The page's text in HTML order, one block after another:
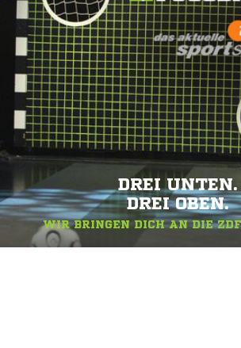
DREI UNTEN.
DREI OBEN.
WIR BRINGEN DICH AN DIE